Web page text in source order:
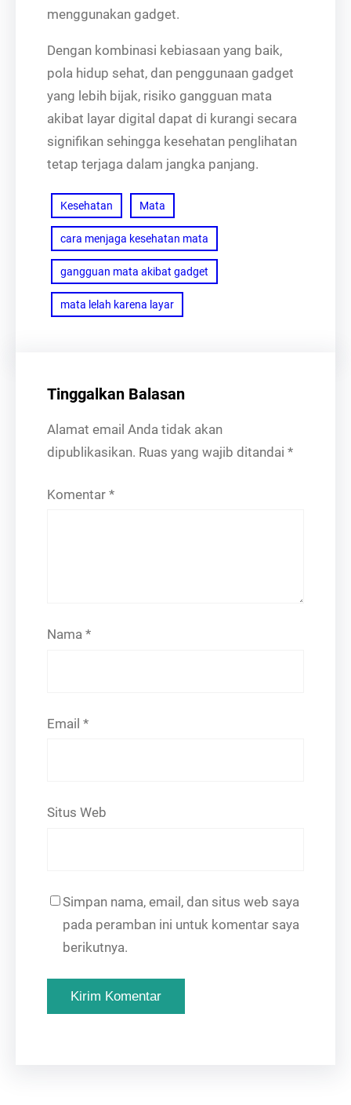
menggunakan gadget.
Dengan kombinasi kebiasaan yang baik,
pola hidup sehat, dan penggunaan gadget
yang lebih bijak, risiko gangguan mata
akibat layar digital dapat di kurangi secara
signifikan sehingga kesehatan penglihatan
tetap terjaga dalam jangka panjang.
Kesehatan Mata
cara menjaga kesehatan mata
gangguan mata akibat gadget
mata lelah karena layar
Tinggalkan Balasan
Alamat email Anda tidak akan
dipublikasikan. Ruas yang wajib ditandai *
Komentar *
Nama *
Email *
Situs Web
Simpan nama, email, dan situs web saya
pada peramban ini untuk komentar saya
berikutnya.